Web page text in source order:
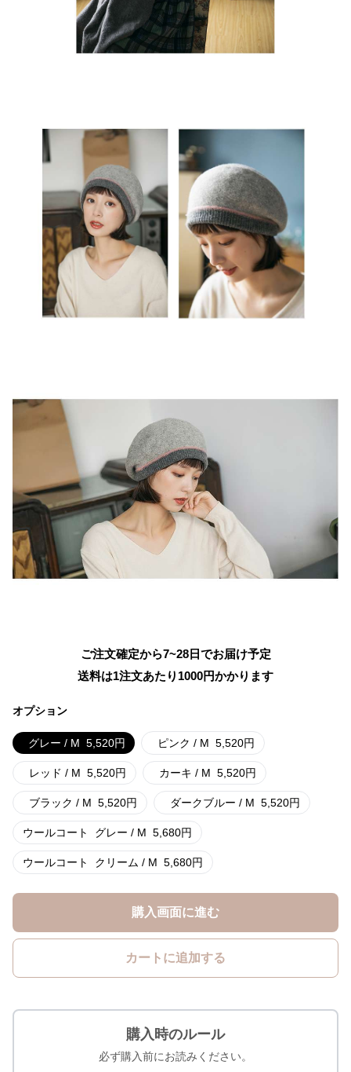
ご注文確定から7~28日でお届け予定
送料は1注文あたり 1000円かかります
オプション
グレー / M 5,520円 ピンク / M 5,520円
レッド / M 5,520円 カーキ / M 5,520円
ブラック / M 5,520円 ダークブルー / M 5,520円
ウールコート グレー / M 5,680円
ウールコート クリーム / M 5,680円
購入画面に進む
カートに追加する
購入時のルール
必ず購入前にお読みください。